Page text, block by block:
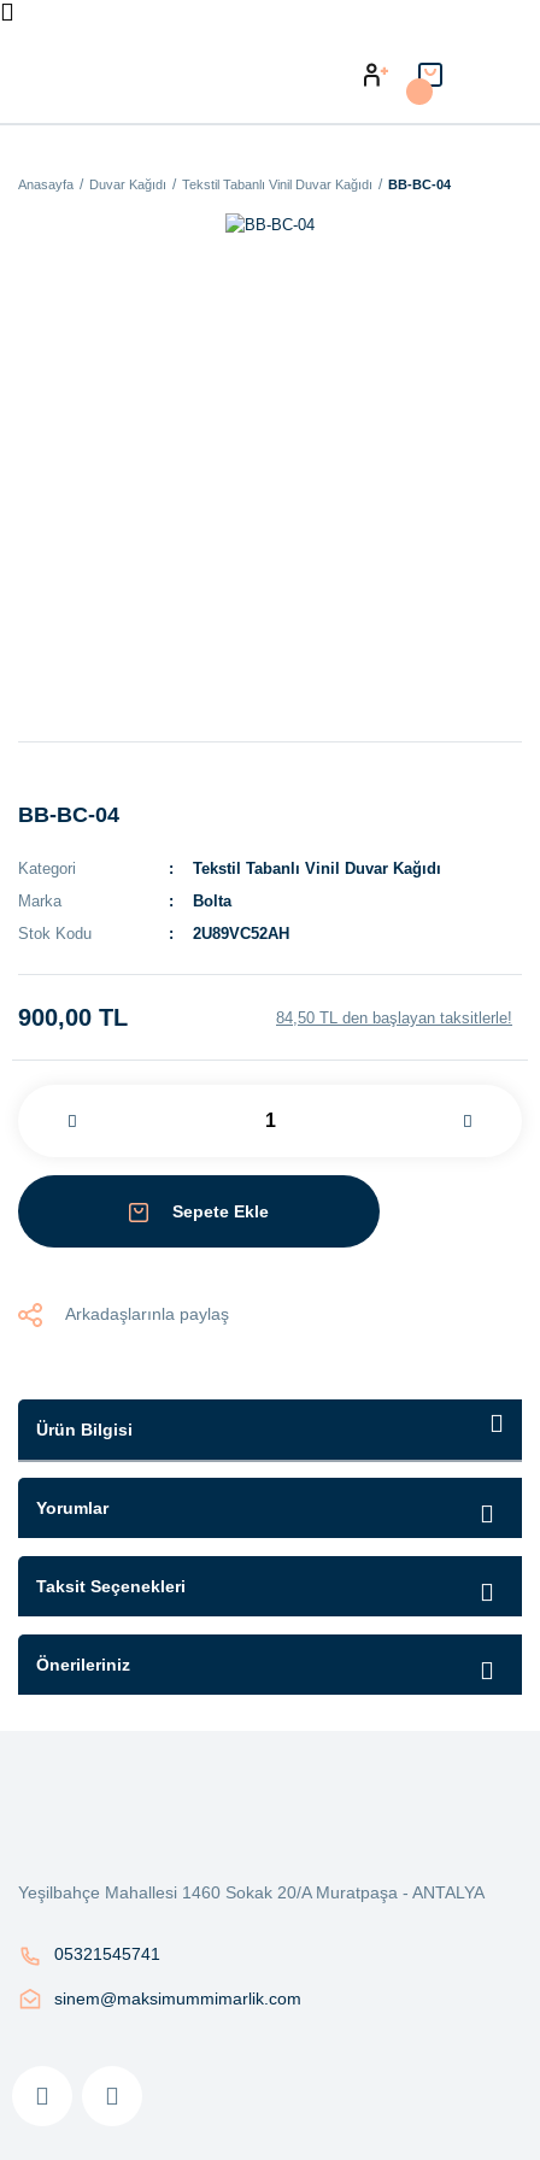
Anasayfa Duvar Kağıdı Tekstil Tabanlı Vinil Duvar Kağıdı BB-BC-04
BB-BC-04
Kategori
Tekstil Tabanlı Vinil Duvar Kağıdı
Marka
Bolta
Stok Kodu
2U89VC52AH
900,00 TL 84,50 TL den başlayan taksitlerle!
Sepete Ekle
Arkadaşlarınla paylaş
Ürün Bilgisi
Yorumlar
Taksit Seçenekleri
Önerileriniz
Yeşilbahçe Mahallesi 1460 Sokak 20/A Muratpaşa - ANTALYA
05321545741
sinem@maksimummimarlik.com